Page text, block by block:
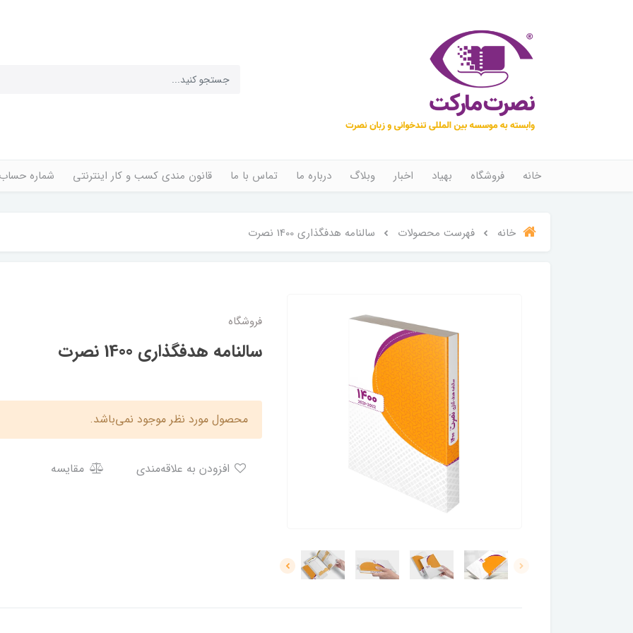
خانه فروشگاه بهیاد اخبار وبلاگ درباره ما تماس با ما قانون مندی کسب و کار اینترنتی شماره
خانه فهرست محصولات سالنامه هدفگذاری 1400 نصرت
فروشگاه
سالنامه هدفگذاری 1400 نصرت
محصول مورد نظر موجود نمی‌باشد.
مقایسه